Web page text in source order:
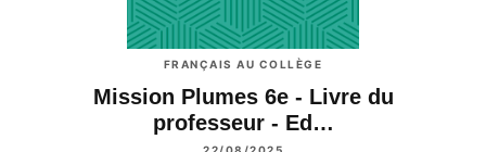
FRANÇAIS AU COLLÈGE
Mission Plumes 6e - Livre du
professeur - Ed…